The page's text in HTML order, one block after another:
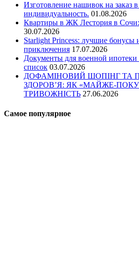
Изготовление нашивок на заказ
индивидуальность. 01.08.2026
Квартиры в ЖК Лестория в
30.07.2026
Starlight Princess: лучшие бонусы
приключения 17.07.2026
Документы для военной
список 03.07.2026
ДОФАМІНОВИЙ ШОПІНГ ТА
ЗДОРОВ’Я: ЯК «МАЙЖЕ-
ТРИВОЖНІСТЬ 27.06.2026
Самое популярное